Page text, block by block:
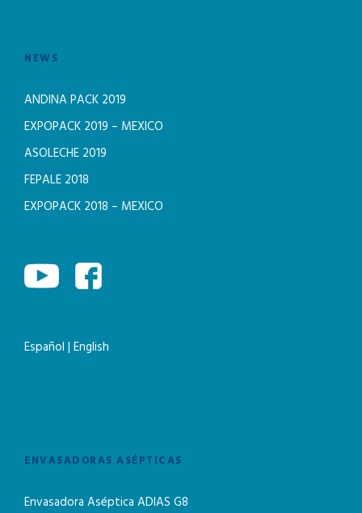
NEWS
ANDINA PACK 2019
EXPOPACK 2019 – MEXICO
ASOLECHE 2019
FEPALE 2018
EXPOPACK 2018 – MEXICO
Español | English
ENVASADORAS ASÉPTICAS
Envasadora Aséptica ADIAS G8